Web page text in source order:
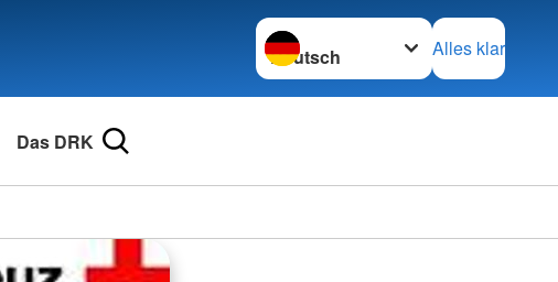
Sprache wechseln zu
Alles klar
Das DRK